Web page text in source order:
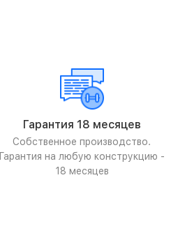
Гарантия 18 месяцев
Собственное производство.
Гарантия на любую конструкцию -
18 месяцев